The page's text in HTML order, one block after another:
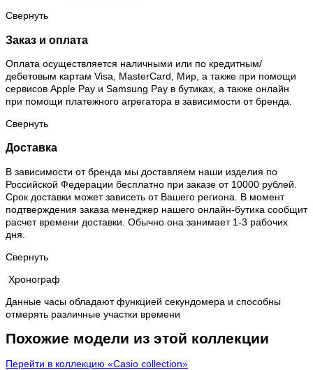
Свернуть
Заказ и оплата
Оплата осуществляется наличными или по кредитным/
дебетовым картам Visa, MasterCard, Мир, а также при помощи
сервисов Apple Pay и Samsung Pay в бутиках, а также онлайн
при помощи платежного агрегатора в зависимости от бренда.
Свернуть
Доставка
В зависимости от бренда мы доставляем наши изделия по
Российской Федерации бесплатно при заказе от 10000 рублей.
Срок доставки может зависеть от Вашего региона. В момент
подтверждения заказа менеджер нашего онлайн-бутика сообщит
расчет времени доставки. Обычно она занимает 1-3 рабочих
дня.
Свернуть
Хронограф
Данные часы обладают функцией секундомера и способны
отмерять различные участки времени
Похожие модели из этой коллекции
Перейти в коллекцию «Casio collection»